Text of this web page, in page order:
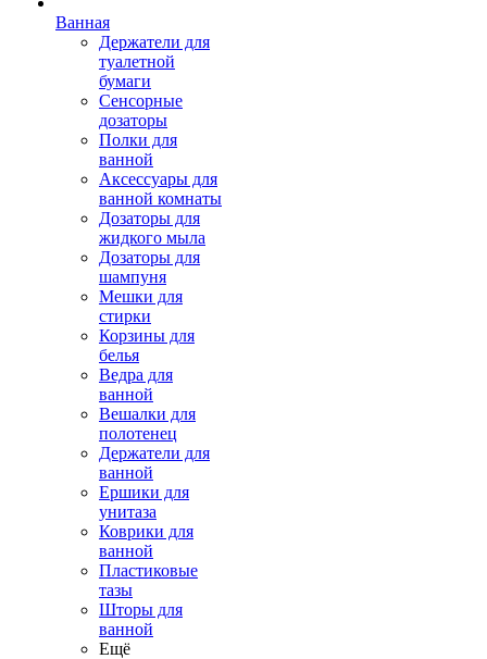
Ванная
Держатели для
туалетной
бумаги
Сенсорные
дозаторы
Полки для
ванной
Аксессуары для
ванной комнаты
Дозаторы для
жидкого мыла
Дозаторы для
шампуня
Мешки для
стирки
Корзины для
белья
Ведра для
ванной
Вешалки для
полотенец
Держатели для
ванной
Ершики для
унитаза
Коврики для
ванной
Пластиковые
тазы
Шторы для
ванной
Ещё